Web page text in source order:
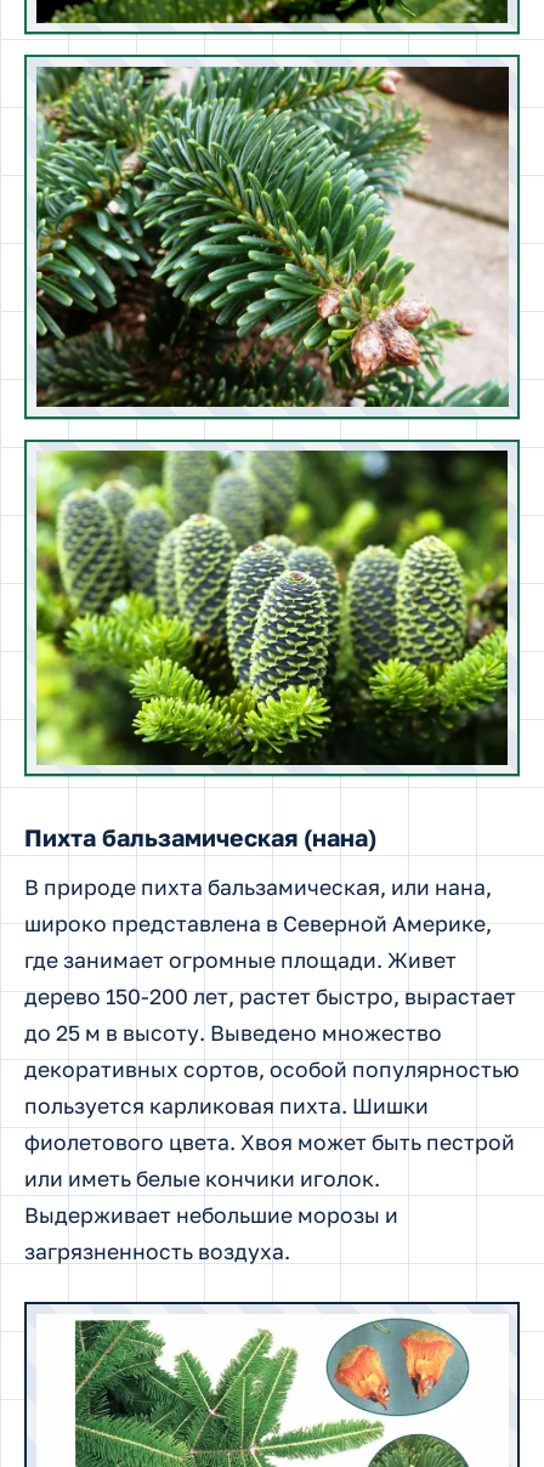
Пихта бальзамическая (нана)
В природе пихта бальзамическая, или нана,
широко представлена в Северной Америке,
где занимает огромные площади. Живет
дерево 150-200 лет, растет быстро, вырастает
до 25 м в высоту. Выведено множество
декоративных сортов, особой популярностью
пользуется карликовая пихта. Шишки
фиолетового цвета. Хвоя может быть пестрой
или иметь белые кончики иголок.
Выдерживает небольшие морозы и
загрязненность воздуха.